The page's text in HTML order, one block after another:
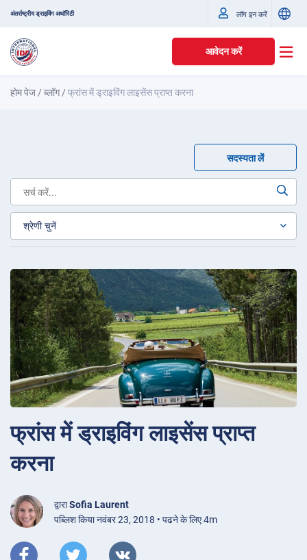
अंतर्राष्ट्रीय ड्राइविंग अथॉरिटी लॉग इन करें
आवेदन करें
होम पेज /ब्लॉग/फ्रांस में ड्राइविंग लाइसेंस प्राप्त करना
सदस्यता लें
फ्रांस में ड्राइविंग लाइसेंस प्राप्त
करना
द्वाराSofia Laurent
पब्लिश किया नवंबर 23, 2018 • पढने के लिए 4m